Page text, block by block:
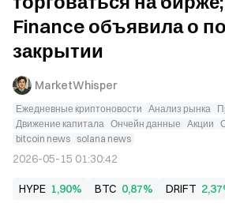
Finance объявила о
закрытии
MarketWhisper
Ежедневные криптоновости Анализ рынка
Движение капитала Ончейн данные Акции
bitcoin news solana news
2026-05-15 01:30:42
HYPE 1,90% BTC 0,87% DRIFT